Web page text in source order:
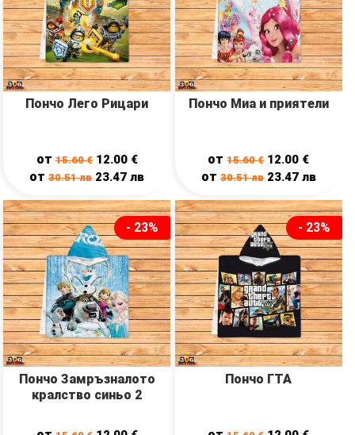
Пончо Лего Рицари
от15.60€ 12.00 €
от30.51лв 23.47лв
Пончо Миа и приятели
от15.60€ 12.00 €
от 30.51лв 23.47 лв
- 23%
Пончо Замръзналото
кралство синьо 2
- 23%
Пончо ГТА